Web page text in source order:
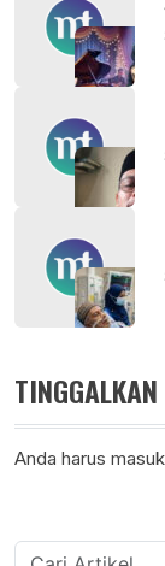
Anda harus masuk
Cari